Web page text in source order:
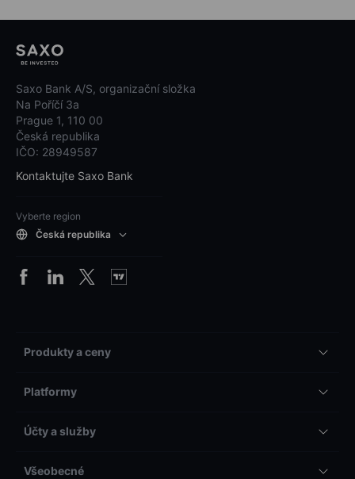
Saxo Bank A/S, organizační složka
Na Poříčí 3a
Prague 1, 110 00
Česká republika
IČO: 28949587
Kontaktujte Saxo Bank
Vyberte region
Česká republika
Produkty a ceny
Platformy
Účty a služby
Všeobecné